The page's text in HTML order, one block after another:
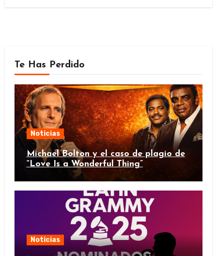
Te Has Perdido
Noticias
Michael Bolton y el caso de plagio de
“Love Is a Wonderful Thing”
Noticias